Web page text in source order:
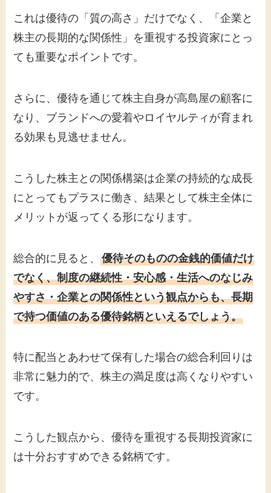
これは優待の「質の高さ」だけでなく、「企業と
株主の長期的な関係性」を重視する投資家にとっ
ても重要なポイントです。
さらに、優待を通じて株主自身が高島屋の顧客に
なり、ブランドへの愛着やロイヤルティが育まれ
る効果も見逃せません。
こうした株主との関係構築は企業の持続的な成長
にとってもプラスに働き、結果として株主全体に
メリットが返ってくる形になります。
総合的に見ると、優待そのものの金銭的価値だけ
でなく、制度の継続性・安心感・生活へのなじみ
やすさ・企業との関係性という観点からも、長期
で持つ価値のある優待銘柄といえるでしょう。
特に配当とあわせて保有した場合の総合利回りは
非常に魅力的で、株主の満足度は高くなりやすい
です。
こうした観点から、優待を重視する長期投資家に
は十分おすすめできる銘柄です。